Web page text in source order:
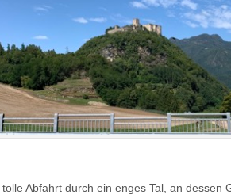
Abfahrt durch ein enges Tal, an dessen